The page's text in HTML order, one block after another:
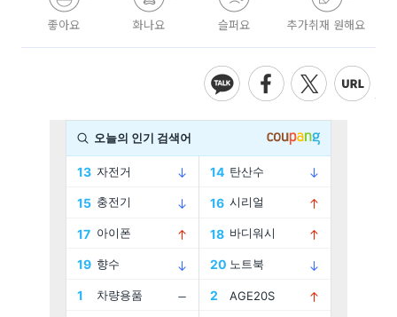
좋아요 화나요 슬퍼요 추가취재 원해요